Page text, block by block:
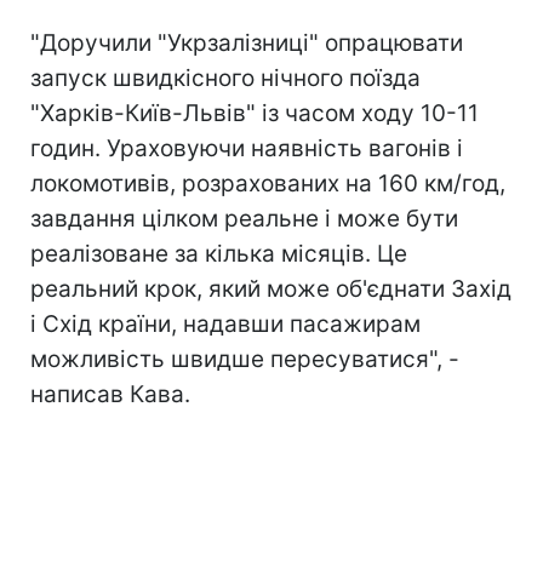
"Доручили "Укрзалізниці" опрацювати
запуск швидкісного нічного поїзда
"Харків-Київ-Львів" із часом ходу 10-11
годин. Ураховуючи наявність вагонів і
локомотивів, розрахованих на 160 км/год,
завдання цілком реальне і може бути
реалізоване за кілька місяців. Це
реальний крок, який може об'єднати Захід
і Схід країни, надавши пасажирам
можливість швидше пересуватися", -
написав Кава.